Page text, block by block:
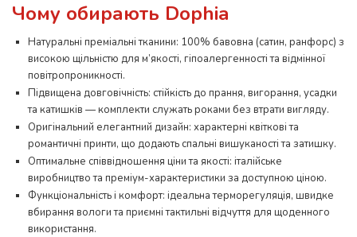
Чому обирають Dophia
Натуральні преміальні тканини: 100% бавовна (сатин, ранфорс) з
високою щільністю для м’якості, гіпоалергенності та відмінної
повітропроникності.
Підвищена довговічність: стійкість до прання, вигорання, усадки
та катишків — комплекти служать роками без втрати вигляду.
Оригінальний елегантний дизайн: характерні квіткові та
романтичні принти, що додають спальні вишуканості та затишку.
Оптимальне співвідношення ціни та якості: італійське
виробництво та преміум-характеристики за доступною ціною.
Функціональність і комфорт: ідеальна терморегуляція, швидке
вбирання вологи та приємні тактильні відчуття для щоденного
використання.